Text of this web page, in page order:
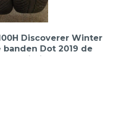
Discoverer Winter
Dot 2019 de
Opruiming